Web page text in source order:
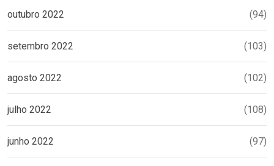
outubro 2022 (94)
setembro 2022 (103)
agosto 2022 (102)
julho 2022 (108)
junho 2022 (97)